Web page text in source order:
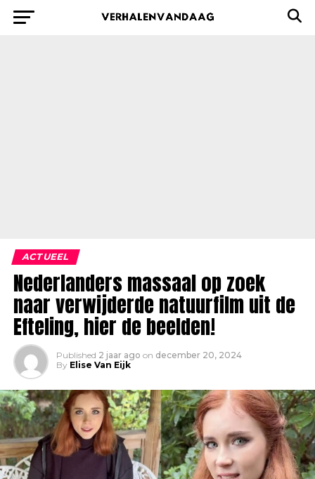
ACTUEEL
Nederlanders massaal op zoek
naar verwijderde natuurfilm uit de
Efteling, hier de beelden!
Published 2 jaar ago on december 20, 2024
By Elise Van Eijk